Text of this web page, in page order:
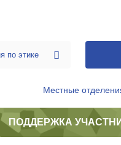
Местные
ПОДДЕРЖКА